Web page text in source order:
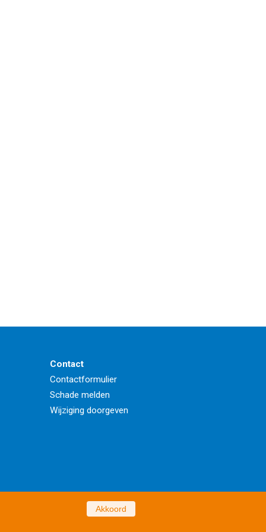
Akkoord
Contact
Contactformulier
Schade melden
Wijziging doorgeven